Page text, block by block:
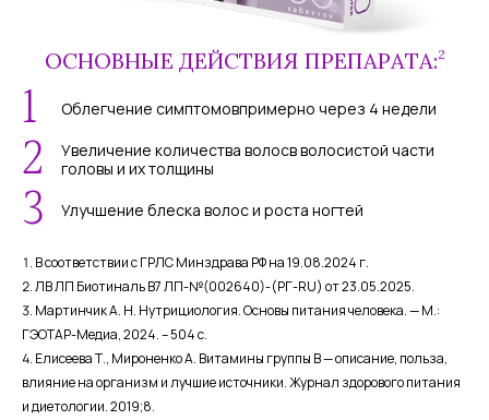
ОСНОВНЫЕ ДЕЙСТВИЯ ПРЕПАРАТА:2
1 Облегчение симптомовпримерно через 4 недели
2 Увеличение количества волосв волосистой части
головы и их толщины
3 Улучшение блеска волоси роста ногтей
В соответствии с ГРЛС Минздрава РФ на 19.08.2024 г.
ЛВ ЛП Биотиналь В7 ЛП-№(002640)-(РГ-RU) от 23.05.2025.
Мартинчик А. Н. Нутрициология. Основы питания человека. — М.:
ГЭОТАР-Медиа, 2024. – 504 с.
Елисеева Т., Мироненко А. Витамины группы В — описание, польза,
влияние на организм и лучшие источники. Журнал здорового питания
и диетологии. 2019;8.